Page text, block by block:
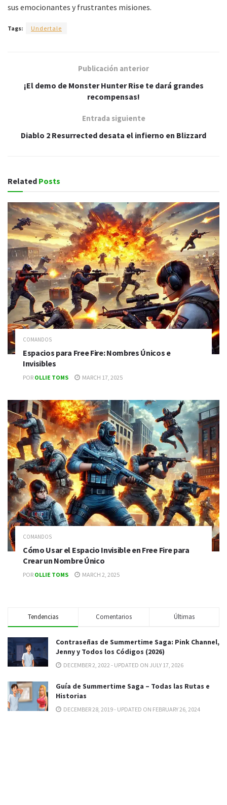
sus emocionantes y frustrantes misiones.
Tags: Undertale
Publicación anterior
¡El demo de Monster Hunter Rise te dará grandes
recompensas!
Entrada siguiente
Diablo 2 Resurrected desata el infierno en Blizzard
Related Posts
COMANDOS
Espacios para Free Fire: Nombres Únicos e
Invisibles
POR OLLIE TOMS MARCH 17, 2025
COMANDOS
Cómo Usar el Espacio Invisible en Free Fire para
Crear un Nombre Único
POR OLLIE TOMS MARCH 2, 2025
Tendencias Comentarios Últimas
Contraseñas de Summertime Saga: Pink Channel,
Jenny y Todos los Códigos (2026)
DECEMBER 2, 2022 - UPDATED ON JULY 17, 2026
Guía de Summertime Saga – Todas las Rutas e
Historias
DECEMBER 28, 2019 - UPDATED ON FEBRUARY 26, 2024